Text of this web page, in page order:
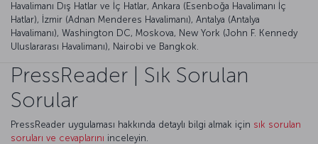
Havalimanı Dış Hatlar ve İç Hatlar, Ankara (Esenboğa Havalimanı İç
Hatlar), İzmir (Adnan Menderes Havalimanı), Antalya (Antalya
Havalimanı), Washington DC, Moskova, New York (John F. Kennedy
Uluslararası Havalimanı), Nairobi ve Bangkok.
PressReader | Sık Sorulan
Sorular
PressReader uygulaması hakkında detaylı bilgi almak için sık sorulan
soruları ve cevaplarını inceleyin.